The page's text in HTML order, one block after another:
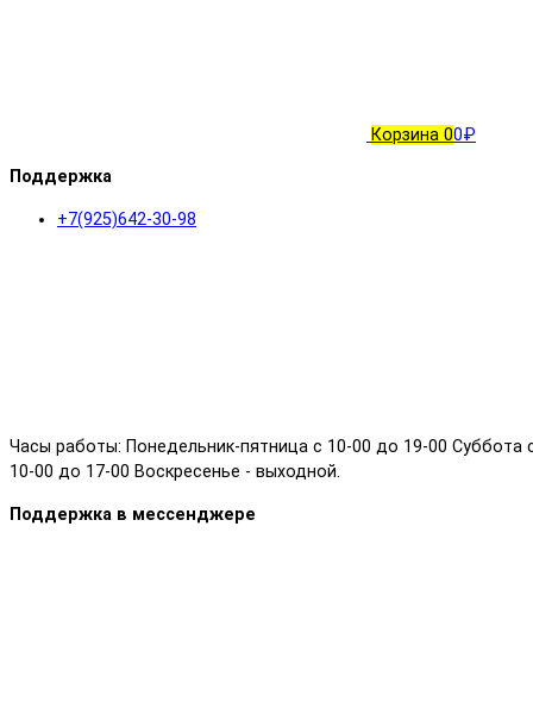
Корзина 00₽
Поддержка
+7(925)642-30-98
Часы работы: Понедельник-пятница с 10-00 до 19-00 Суббота
10-00 до 17-00 Воскресенье - выходной.
Поддержка в мессенджере